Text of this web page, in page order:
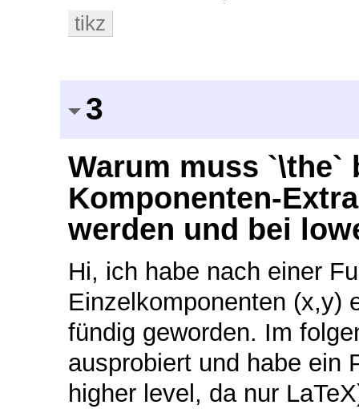
tikz
3
Warum muss `\the`
Komponenten-
werden und bei
Hi, ich habe nach einer
Einzelkomponenten (x,y)
fündig geworden. Im
ausprobiert und habe ein
higher level, da nur